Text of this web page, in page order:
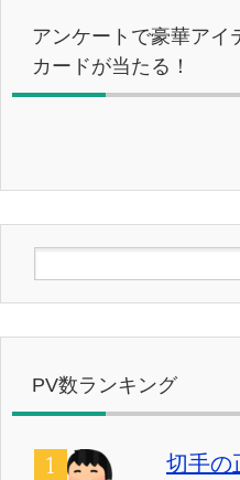
アンケートで豪華アイ
カードが当たる！
PV数ランキング
切手の